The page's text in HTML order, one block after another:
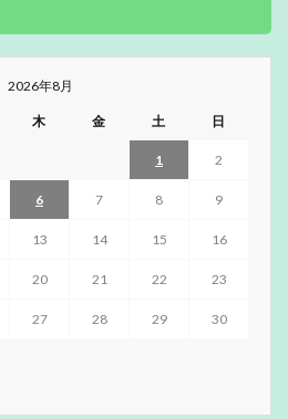
2026年8月
木 金 土 日
1 2
6 7 8 9
13 14 15 16
20 21 22 23
27 28 29 30